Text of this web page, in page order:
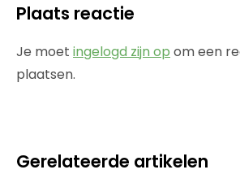
Plaats reactie
Je moet ingelogd zijn op om een
plaatsen.
Gerelateerde artikelen